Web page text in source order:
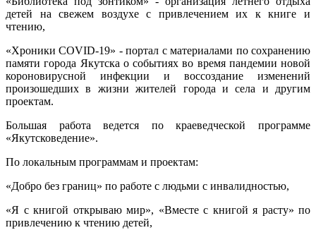
детей на свежем воздухе с привлечением их к книге и
чтению,
«Хроники COVID-19» - портал с материалами по сохранению
памяти города Якутска о событиях во время пандемии новой
короновирусной инфекции и воссоздание изменений
произошедших в жизни жителей города и села и другим
проектам.
Большая работа ведется по краеведческой программе
«Якутсковедение».
По локальным программам и проектам:
«Добро без границ» по работе с людьми с инвалидностью,
«Я с книгой открываю мир», «Вместе с книгой я расту» по
привлечению к чтению детей,